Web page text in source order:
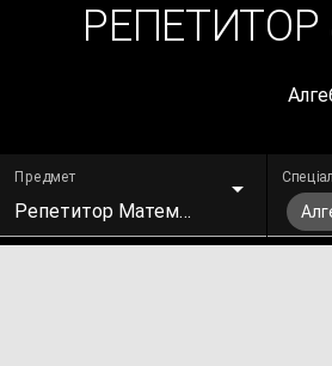
РЕПЕТИТОР
Предмет
Репетитор Математики